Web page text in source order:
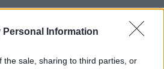
Personal Information
the sale, sharing to third parties, or
αυτό το